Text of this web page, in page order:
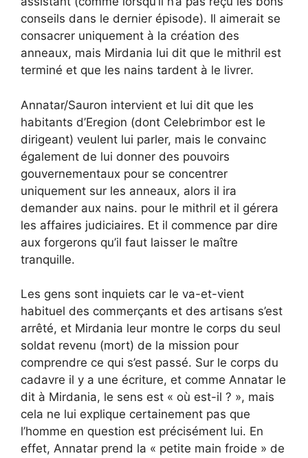
conseils dans le dernier épisode). Il aimerait se
consacrer uniquement à la création des
anneaux, mais Mirdania lui dit que le mithril est
terminé et que les nains tardent à le livrer.
Annatar/Sauron intervient et lui dit que les
habitants d’Eregion (dont Celebrimbor est le
dirigeant) veulent lui parler, mais le convainc
également de lui donner des pouvoirs
gouvernementaux pour se concentrer
uniquement sur les anneaux, alors il ira
demander aux nains. pour le mithril et il gérera
les affaires judiciaires. Et il commence par dire
aux forgerons qu’il faut laisser le maître
tranquille.
Les gens sont inquiets car le va-et-vient
habituel des commerçants et des artisans s’est
arrêté, et Mirdania leur montre le corps du seul
soldat revenu (mort) de la mission pour
comprendre ce qui s’est passé. Sur le corps du
cadavre il y a une écriture, et comme Annatar le
dit à Mirdania, le sens est « où est-il ? », mais
cela ne lui explique certainement pas que
l’homme en question est précisément lui. En
effet, Annatar prend la « petite main froide » de